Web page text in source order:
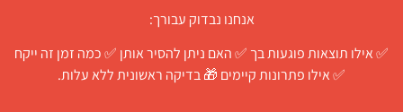
אנחנו נבדוק עבורך:
✅ אילו תוצאות פוגעות בך ✅ האם ניתן להסיר אותן ✅ כמה זמן זה ייקח
✅ אילו פתרונות קיימים 🎁 בדיקה ראשונית ללא עלות.